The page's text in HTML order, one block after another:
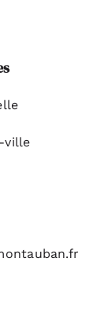
ville